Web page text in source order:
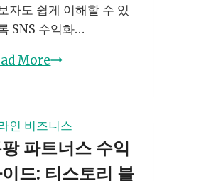
자도 쉽게 이해할 수 있
SNS 수익화…
More인
그
램
및
SNS
인 비즈니스
파트너스 수익
드: 티스토리 블